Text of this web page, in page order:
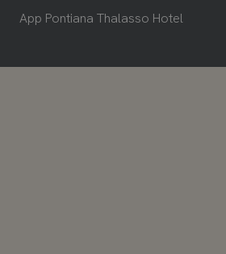
App Pontiana Thalasso Hotel